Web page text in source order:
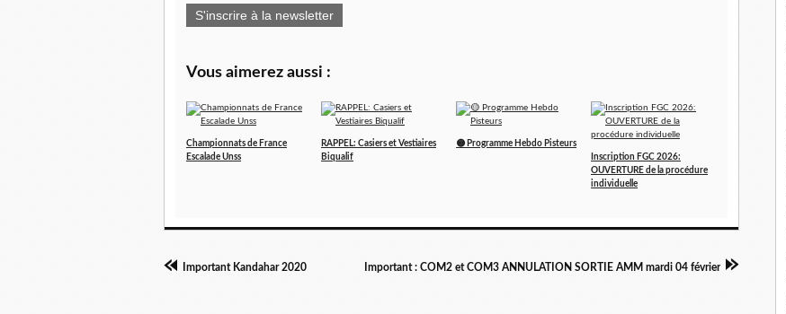
S'inscrire à la newsletter
Vous aimerez aussi :
Championnats de France
Escalade Unss
RAPPEL: Casiers et Vestiaires
Biqualif
🟡 Programme Hebdo Pisteurs
Inscription FGC 2026:
OUVERTURE de la procédure
individuelle
Important Kandahar 2020 Important : COM2 et COM3 ANNULATION SORTIE AMM mardi 04 février